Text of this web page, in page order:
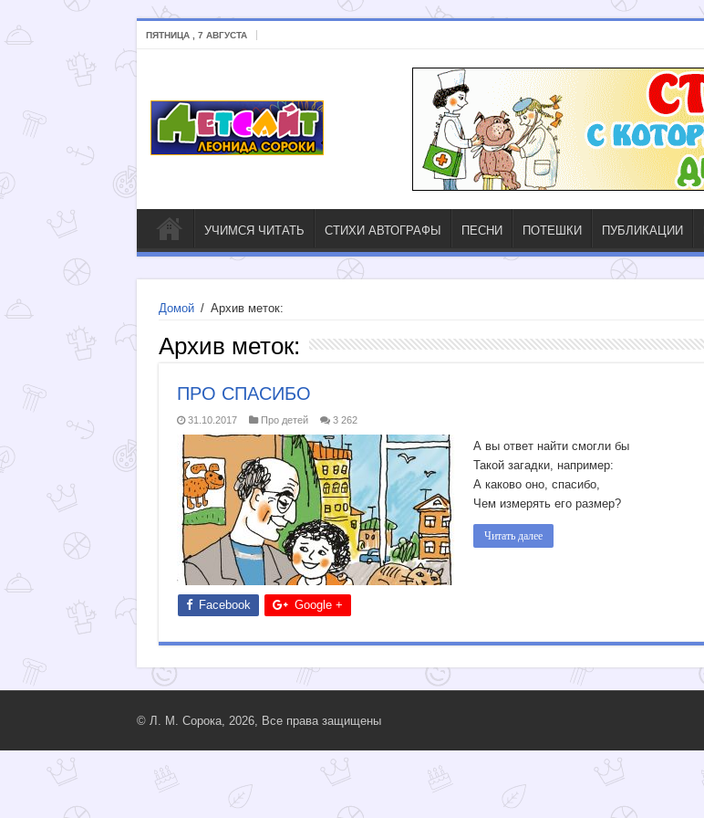
ПЯТНИЦА , 7 АВГУСТА
УЧИМСЯ ЧИТАТЬ СТИХИ АВТОГРАФЫ ПЕСНИ ПОТЕШКИ ПУБЛИКАЦИИ
Домой / Архив меток:
Архив меток:
ПРО СПАСИБО
31.10.2017 Про детей 3 262
А вы ответ найти смогли бы
Такой загадки, например:
А каково оно, спасибо,
Чем измерять его размер?
Читать далее
Facebook Google +
© Л. М. Сорока, 2026, Все права защищены